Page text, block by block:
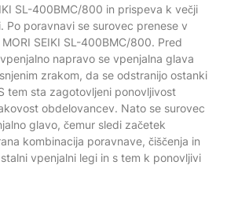
SL-400BMC/800 in prispeva k večji
Po poravnavi se surovec prenese v
SEIKI SL-400BMC/800. Pred
napravo se vpenjalna glava
zrakom, da se odstranijo ostanki
tem sta zagotovljeni ponovljivost
obdelovancev. Nato se surovec
glavo, čemur sledi začetek
kombinacija poravnave, čiščenja in
vpenjalni legi in s tem k ponovljivi